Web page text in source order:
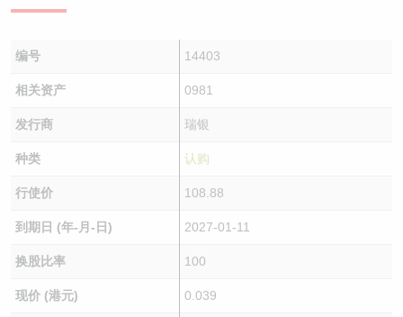
编号 14403
相关资产 0981
发行商 瑞银
种类 认购
行使价 108.88
到期日 (年-月-日) 2027-01-11
换股比率 100
现价 (港元) 0.039